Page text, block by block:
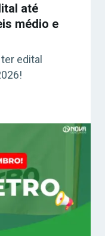
até
médio e
edital